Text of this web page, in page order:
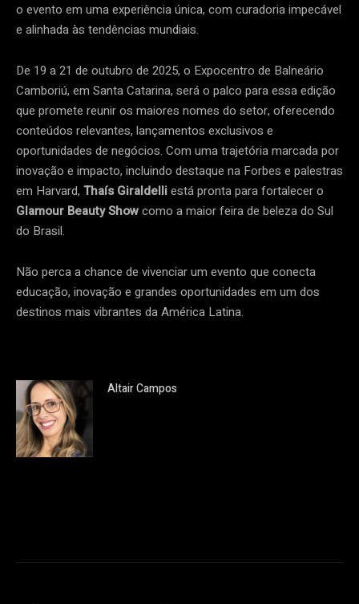
o evento em uma experiência única, com curadoria impecável
e alinhada às tendências mundiais.
De 19 a 21 de outubro de 2025, o Expocentro de Balneário
Camboriú, em Santa Catarina, será o palco para essa edição
que promete reunir os maiores nomes do setor, oferecendo
conteúdos relevantes, lançamentos exclusivos e
oportunidades de negócios. Com uma trajetória marcada por
inovação e impacto, incluindo destaque na Forbes e palestras
em Harvard, Thaís Giraldelliestá pronta para fortalecer o
Glamour Beauty Showcomo a maior feira de beleza do Sul
do Brasil.
Não perca a chance de vivenciar um evento que conecta
educação, inovação e grandes oportunidades em um dos
destinos mais vibrantes da América Latina.
Altair Campos